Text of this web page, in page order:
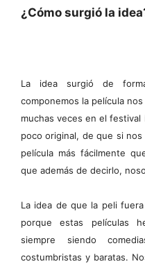
¿Cómo surgió la
La idea surgió de
componemos la película
muchas veces en el
poco original, de que si
película más fácilmente
que además de decirlo,
La idea de que la peli
porque estas películas
siempre siendo
costumbristas y baratas.